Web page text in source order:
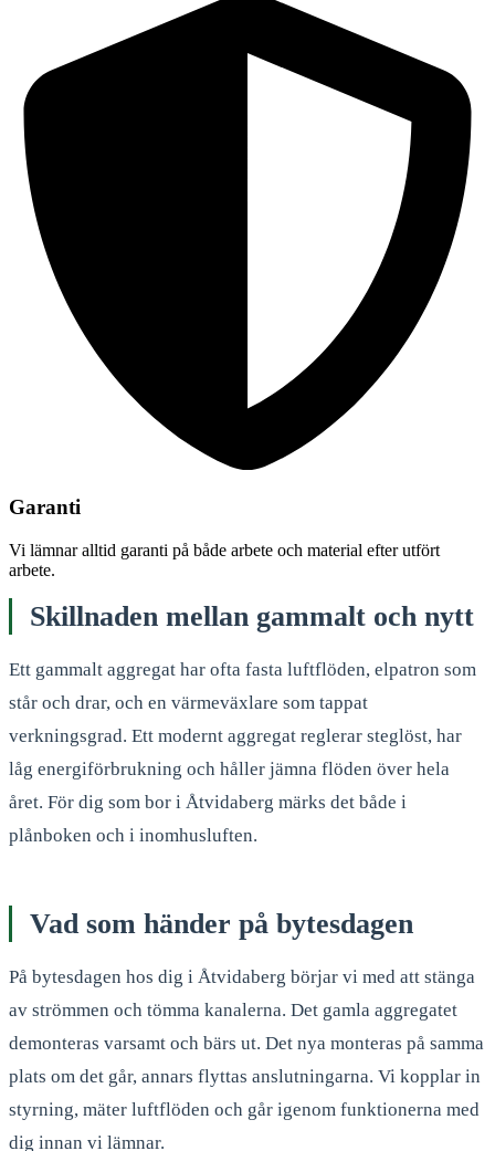
Garanti
Vi lämnar alltid garanti på både arbete och material efter utfört
arbete.
Skillnaden mellan gammalt och nytt
Ett gammalt aggregat har ofta fasta luftflöden, elpatron som
står och drar, och en värmeväxlare som tappat
verkningsgrad. Ett modernt aggregat reglerar steglöst, har
låg energiförbrukning och håller jämna flöden över hela
året. För dig som bor i Åtvidaberg märks det både i
plånboken och i inomhusluften.
Vad som händer på bytesdagen
På bytesdagen hos dig i Åtvidaberg börjar vi med att stänga
av strömmen och tömma kanalerna. Det gamla aggregatet
demonteras varsamt och bärs ut. Det nya monteras på samma
plats om det går, annars flyttas anslutningarna. Vi kopplar in
styrning, mäter luftflöden och går igenom funktionerna med
dig innan vi lämnar.